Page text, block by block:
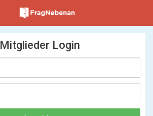
Mitglieder Login